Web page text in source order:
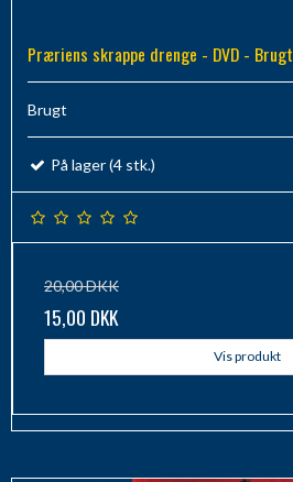
Præriens skrappe drenge - DVD - Brugt
Brugt
På lager (4 stk.)
20,00 DKK
15,00 DKK
Vis produkt